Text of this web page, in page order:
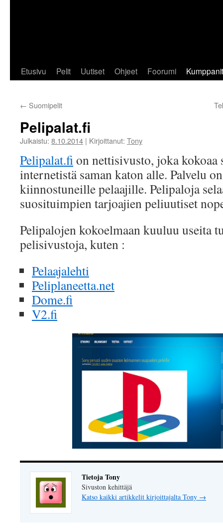
Etusivu Pelit Uutiset Ohjeet Foorumi Kumppanit
← Suomipelit
Pelipalat.fi
Julkaistu: 8.10.2014 | Kirjoittanut: Tony
Pelipalat.fion nettisivusto, joka
internetistä saman katon alle. Palvelu
kiinnostuneille pelaajille. Pelipaloja
suosituimpien tarjoajien peliuutiset
Pelipalojen kokoelmaan kuuluu useita
pelisivustoja, kuten :
Pelaajalehti
Peliplaneetta.net
Dome.fi
V2.fi
Tietoja Tony
Sivuston kehittäjä
Katso kaikki artikkelit kirjoittajalta Tony →